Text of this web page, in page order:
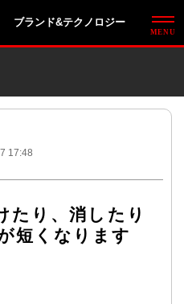
ブランド&テクノロジー
17:48
たり、消したり
短くなります